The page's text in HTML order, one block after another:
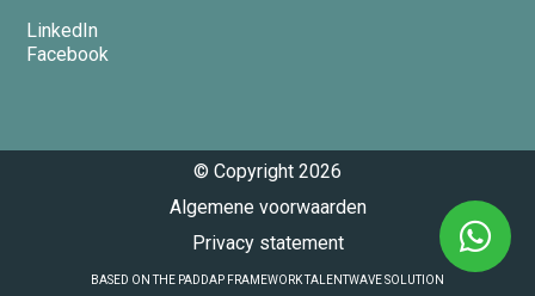
LinkedIn
Facebook
© Copyright 2026
Algemene voorwaarden
Privacy statement
BASED ON THE PADDAP FRAMEWORK TALENTWAVE SOLUTION